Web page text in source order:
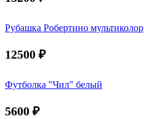
Рубашка Робертино мультиколор
12500 ₽
Футболка "Чил" белый
5600 ₽